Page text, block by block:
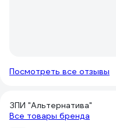
Посмотреть все отзывы
ЗПИ "Альтернатива"
Все товары бренда